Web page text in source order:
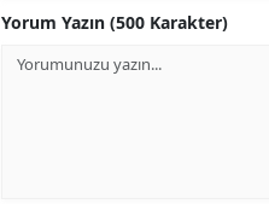
Yorum Yazın (500 Karakter)